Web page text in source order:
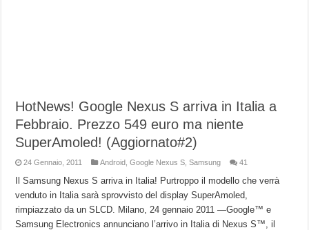
HotNews! Google Nexus S arriva in Italia a
Febbraio. Prezzo 549 euro ma niente
SuperAmoled! (Aggiornato#2)
24 Gennaio, 2011 Android ,Google Nexus S ,Samsung 41
Il Samsung Nexus S arriva in Italia! Purtroppo il modello che verrà
venduto in Italia sarà sprovvisto del display SuperAmoled,
rimpiazzato da un SLCD. Milano, 24 gennaio 2011 —Google™ e
Samsung Electronics annunciano l’arrivo in Italia di Nexus S™, il